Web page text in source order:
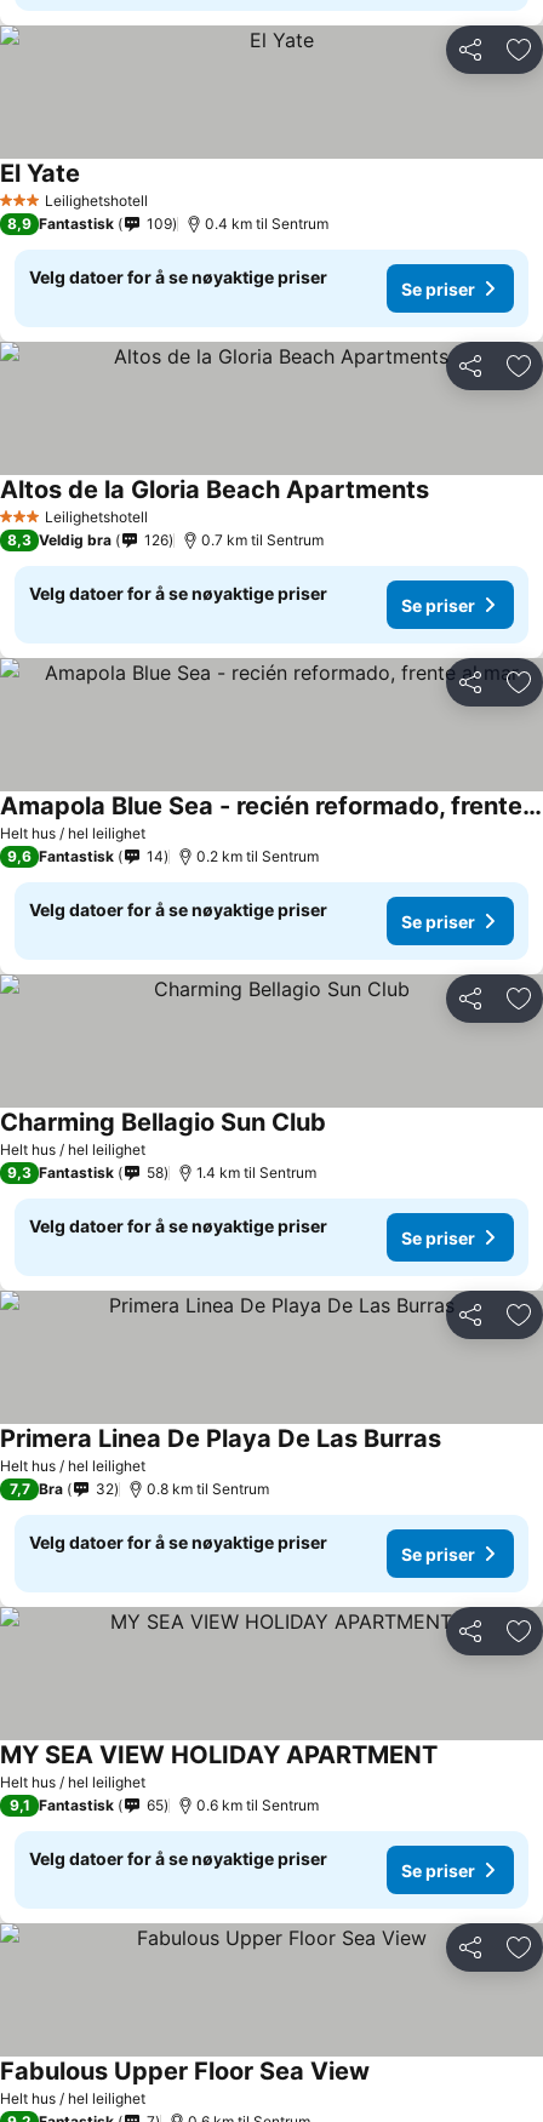
Del
3 StjernerLeilighetshotell
El Yate
8,9 Fantastisk 109 0.4 km til Sentrum
Velg datoer for å se nøyaktige priser
Se priser
Del
3 StjernerLeilighetshotell
Altos de la Gloria Beach Apartments
8,3 Veldig bra 126 0.7 km til Sentrum
Velg datoer for å se nøyaktige priser
Se priser
Del
Helt hus / hel leilighet
Amapola Blue Sea - recién reformado, frente al mar
9,6 Fantastisk 14 0.2 km til Sentrum
Velg datoer for å se nøyaktige priser
Se priser
Del
Helt hus / hel leilighet
Charming Bellagio Sun Club
9,3 Fantastisk 58 1.4 km til Sentrum
Velg datoer for å se nøyaktige priser
Se priser
Del
Helt hus / hel leilighet
Primera Linea De Playa De Las Burras
7,7 Bra 32 0.8 km til Sentrum
Velg datoer for å se nøyaktige priser
Se priser
Del
Helt hus / hel leilighet
MY SEA VIEW HOLIDAY APARTMENT
9,1 Fantastisk 65 0.6 km til Sentrum
Velg datoer for å se nøyaktige priser
Se priser
Del
Helt hus / hel leilighet
Fabulous Upper Floor Sea View